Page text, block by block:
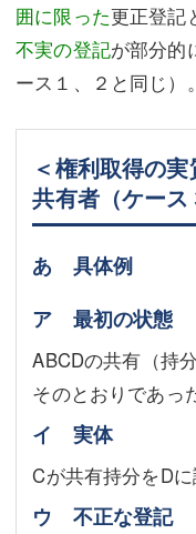
囲に限った更正登記
不実の登記が部分的
ース１、２と同じ）。
＜権利取得の
共有者（ケース
あ 具体例
ア 最初の状態
ABCDの共有（持
そのとおりであっ
イ 実体
Cが共有持分をD
ウ 不正な登記